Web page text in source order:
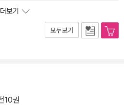
더보기
모두보기
10권